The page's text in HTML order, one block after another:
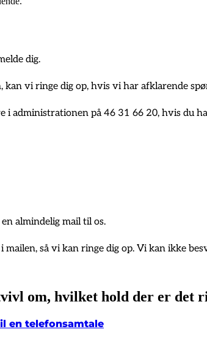
dig.
vi ringe dig op, hvis vi har afklarende
i administrationen på 46 31 66 20, hvis du
almindelig mail til os.
så vi kan ringe dig op. Vi kan ikke
om, hvilket hold der er det
en telefonsamtale